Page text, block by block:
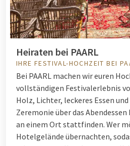
Heiraten bei PAARL
IHRE FESTIVAL-HOCHZEIT BEI
Bei PAARL machen wir euren
vollständigen Festivalerlebnis
Holz, Lichter, leckeres Essen und
Zeremonie über das
an einem Ort stattfinden. Wer
Hotelgelände übernachten,